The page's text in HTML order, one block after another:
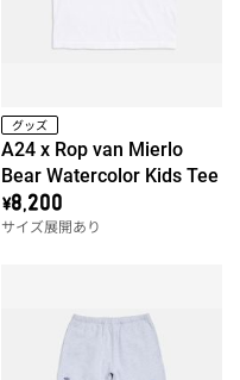
グッズ
A24 x Rop van Mierlo
Bear Watercolor Kids Tee
\8,200
サイズ展開あり